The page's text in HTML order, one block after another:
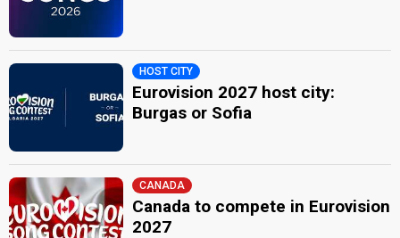
HOST CITY
Eurovision 2027 host city:
Burgas or Sofia
CANADA
Canada to compete in Eurovision
2027